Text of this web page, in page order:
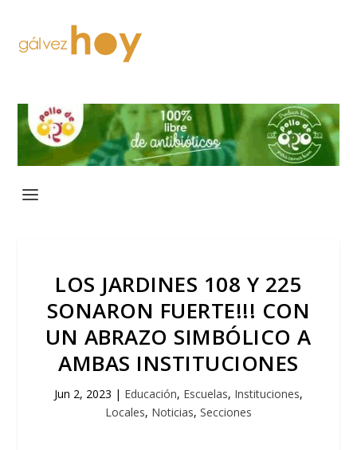
LOS JARDINES 108 Y 225
SONARON FUERTE!!! CON
UN ABRAZO SIMBÓLICO A
AMBAS INSTITUCIONES
Jun 2, 2023 | Educación, Escuelas, Instituciones,
Locales, Noticias, Secciones